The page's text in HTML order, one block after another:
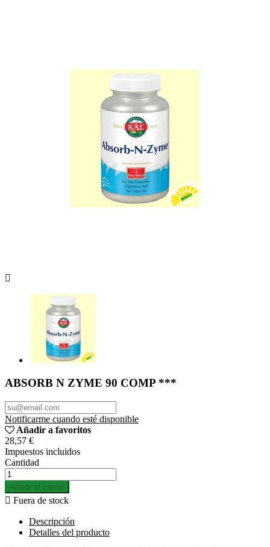

ABSORB N ZYME 90 COMP ***
Notificarme cuando esté disponible
Añadir a favoritos
28,57 €
Impuestos incluidos
Cantidad
Añadir al carrito
 Fuera de stock
Descripción
Detalles del producto